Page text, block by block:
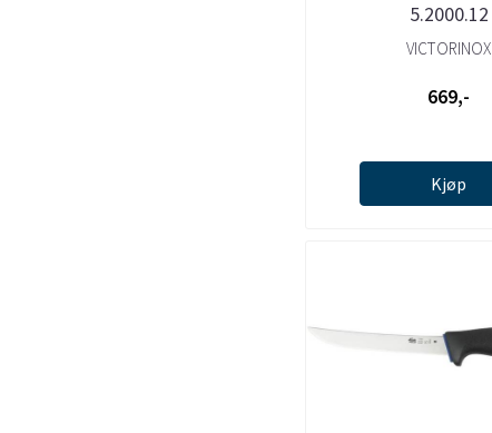
5.2000.12
VICTORINOX
669,-
Kjøp